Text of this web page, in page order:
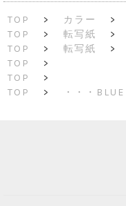
TOP > カラー >
TOP
> 転写紙 >
TOP
> 転写紙 >
TOP
>
TOP
>
TOP
> ・・・